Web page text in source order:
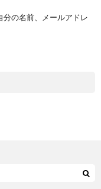
の名前、メールアドレ